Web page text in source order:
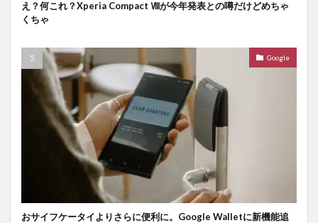
え？何これ？Xperia Compact Ⅷが今年発表との噂だけどめちゃ
くちゃ
Google
おサイフケータイよりさらに便利に。Google Walletに新機能追